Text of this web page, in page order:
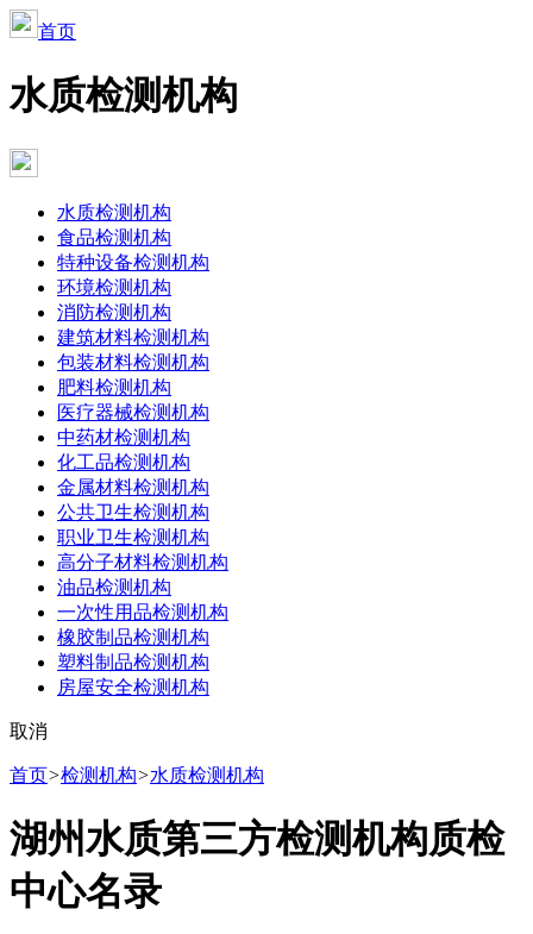
首页
水质检测机构
水质检测机构
食品检测机构
特种设备检测机构
环境检测机构
消防检测机构
建筑材料检测机构
包装材料检测机构
肥料检测机构
医疗器械检测机构
中药材检测机构
化工品检测机构
金属材料检测机构
公共卫生检测机构
职业卫生检测机构
高分子材料检测机构
油品检测机构
一次性用品检测机构
橡胶制品检测机构
塑料制品检测机构
房屋安全检测机构
取消
首页>检测机构>水质检测机构
湖州水质第三方检测机构质检
中心名录